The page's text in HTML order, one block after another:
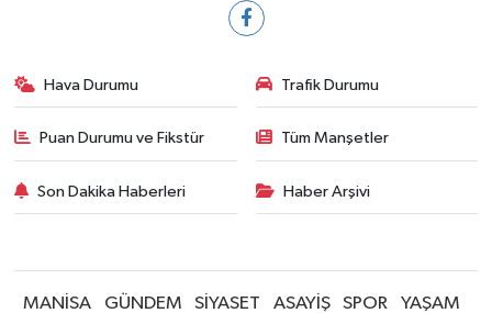
Hava Durumu Trafik Durumu
Puan Durumu ve Fikstür Tüm Manşetler
Son Dakika Haberleri Haber Arşivi
MANİSA GÜNDEM SİYASET ASAYİŞ SPOR
YAŞAM